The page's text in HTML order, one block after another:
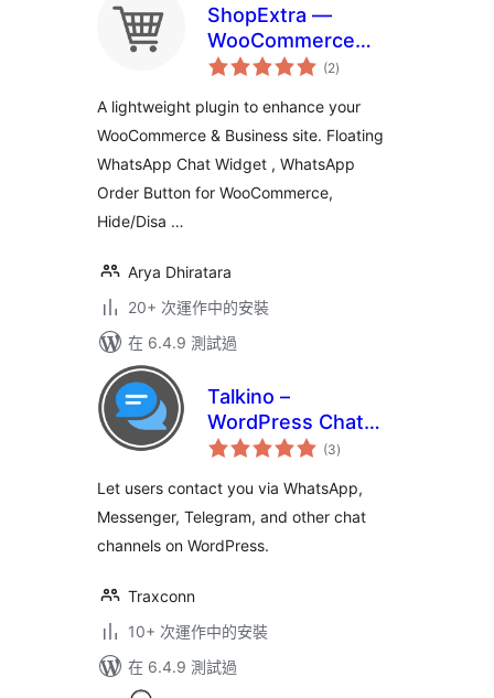
ShopExtra —
WooCommerce
Extras
(2總
評)
A lightweight plugin to enhance your
WooCommerce & Business site. Floating
WhatsApp Chat Widget , WhatsApp
Order Button for WooCommerce,
Hide/Disa …
Arya Dhiratara
20+ 次運作中的安裝
在 6.4.9 測試過
Talkino –
WordPress Chat
Plugin
(3總
評)
Let users contact you via WhatsApp,
Messenger, Telegram, and other chat
channels on WordPress.
Traxconn
10+ 次運作中的安裝
在 6.4.9 測試過